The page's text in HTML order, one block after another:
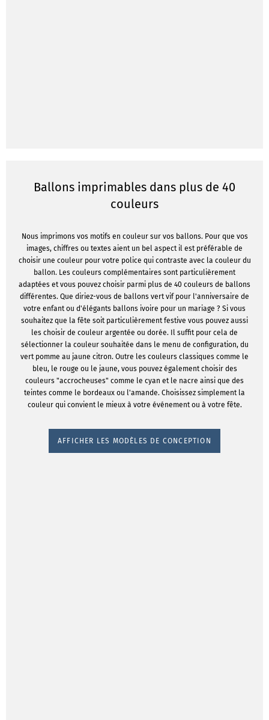
Ballons imprimables dans plus de 40
couleurs
Nous imprimons vos motifs en couleur sur vos ballons. Pour que vos
images, chiffres ou textes aient un bel aspect il est préférable de
choisir une couleur pour votre police qui contraste avec la couleur du
ballon. Les couleurs complémentaires sont particulièrement
adaptées et vous pouvez choisir parmi plus de 40 couleurs de ballons
différentes. Que diriez-vous de ballons vert vif pour l'anniversaire de
votre enfant ou d'élégants ballons ivoire pour un mariage ? Si vous
souhaitez que la fête soit particulièrement festive vous pouvez aussi
les choisir de couleur argentée ou dorée. Il suffit pour cela de
sélectionner la couleur souhaitée dans le menu de configuration, du
vert pomme au jaune citron. Outre les couleurs classiques comme le
bleu, le rouge ou le jaune, vous pouvez également choisir des
couleurs "accrocheuses" comme le cyan et le nacre ainsi que des
teintes comme le bordeaux ou l'amande. Choisissez simplement la
couleur qui convient le mieux à votre événement ou à votre fête.
AFFICHER LES MODÈLES DE CONCEPTION